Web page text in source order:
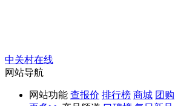
中关村在线
网站导航
网站功能 查报价 排行榜 商城 团购